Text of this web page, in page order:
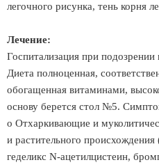
легочного рисунка, тень корня
Лечение:
Госпитализация при подозрении
Диета полноценная,
обогащенная витаминами,
основу берется стол №5.
o Отхаркивающие и
и растительного
геделикс N-ацетилцистеин,